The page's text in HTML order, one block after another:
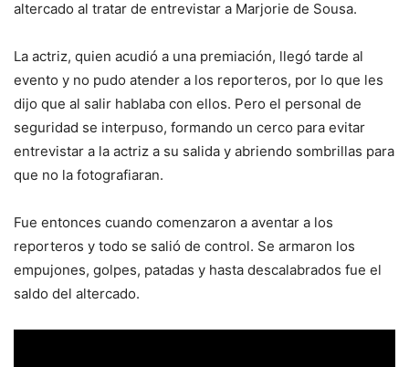
altercado al tratar de entrevistar a Marjorie de Sousa.
La actriz, quien acudió a una premiación, llegó tarde al
evento y no pudo atender a los reporteros, por lo que les
dijo que al salir hablaba con ellos. Pero el personal de
seguridad se interpuso, formando un cerco para evitar
entrevistar a la actriz a su salida y abriendo sombrillas para
que no la fotografiaran.
Fue entonces cuando comenzaron a aventar a los
reporteros y todo se salió de control. Se armaron los
empujones, golpes, patadas y hasta descalabrados fue el
saldo del altercado.